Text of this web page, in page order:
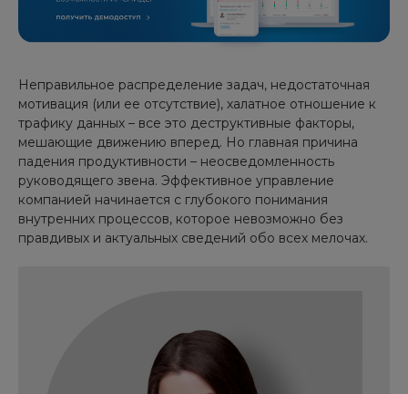
Неправильное распределение задач, недостаточная
мотивация (или ее отсутствие), халатное отношение к
трафику данных – все это деструктивные факторы,
мешающие движению вперед. Но главная причина
падения продуктивности – неосведомленность
руководящего звена. Эффективное управление
компанией начинается с глубокого понимания
внутренних процессов, которое невозможно без
правдивых и актуальных сведений обо всех мелочах.